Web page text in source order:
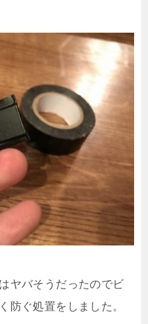
ヤバそうだったのでビ
防ぐ処置をしました。